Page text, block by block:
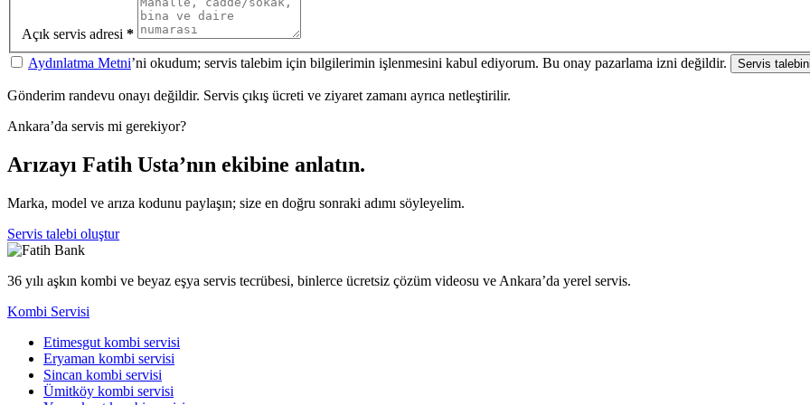
Açık servis adresi *
Aydınlatma Metni’ni okudum; servis talebim için bilgilerimin işlenmesini kabul ediyorum. Bu onay pazarlama izni değildir. Servis
Gönderim randevu onayı değildir. Servis çıkış ücreti ve ziyaret zamanı ayrıca netleştirilir.
Ankara’da servis mi gerekiyor?
Arızayı Fatih Usta’nın ekibine anlatın.
Marka, model ve arıza kodunu paylaşın; size en doğru sonraki adımı söyleyelim.
Servis talebi oluştur
36 yılı aşkın kombi ve beyaz eşya servis tecrübesi, binlerce ücretsiz çözüm videosu ve Ankara’da yerel servis.
Kombi Servisi
Etimesgut kombi servisi
Eryaman kombi servisi
Sincan kombi servisi
Ümitköy kombi servisi